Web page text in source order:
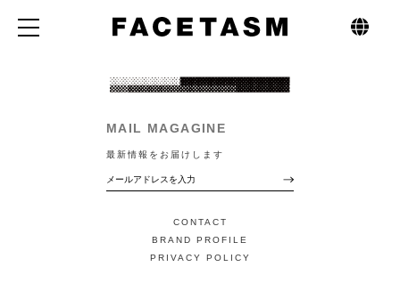
CONTACT
BRAND PROFILE
PRIVACY POLICY
MAIL MAGAGINE
最新情報をお届けします